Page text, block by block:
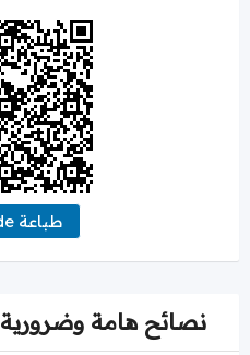
طباعة QR Code
نصائح هامة وضرورية